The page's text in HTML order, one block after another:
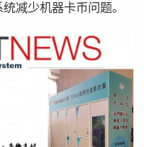
减少机器卡币问题。